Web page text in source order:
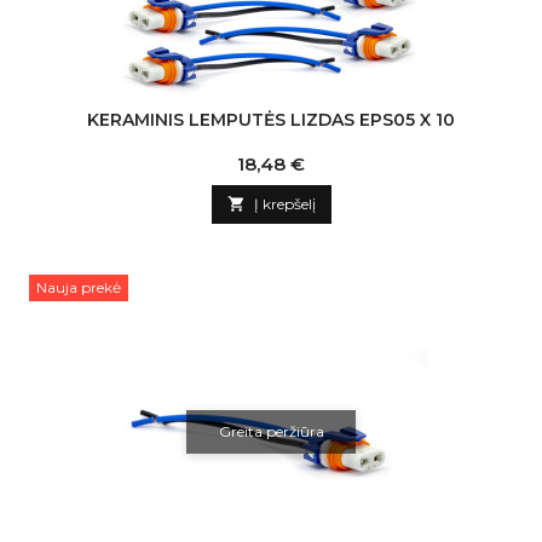
KERAMINIS LEMPUTĖS LIZDAS EPS05 X 10
Kaina
18,48 €
 Į krepšelį
Nauja prekė
Greita peržiūra